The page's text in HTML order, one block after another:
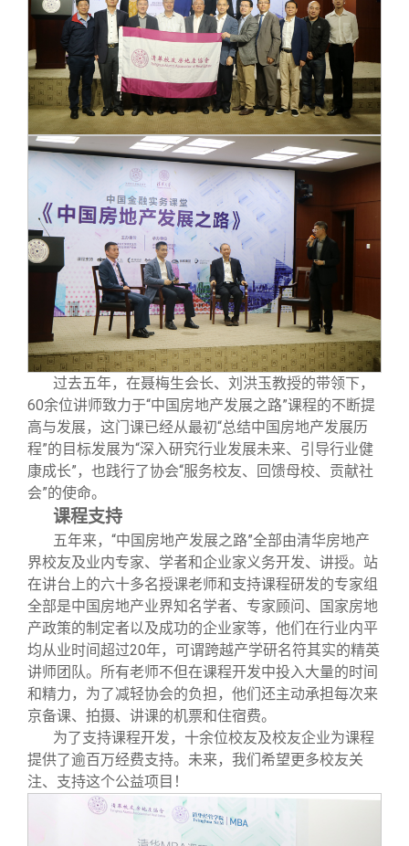
过去五年，在聂梅生会长、刘洪玉教授的带领下，
60余位讲师致力于“中国房地产发展之路”课程的不断提
高与发展，这门课已经从最初“总结中国房地产发展历
程”的目标发展为“深入研究行业发展未来、引导行业健
康成长”，也践行了协会“服务校友、回馈母校、贡献社
会”的使命。
课程支持
五年来，“中国房地产发展之路”全部由清华房地产
界校友及业内专家、学者和企业家义务开发、讲授。站
在讲台上的六十多名授课老师和支持课程研发的专家组
全部是中国房地产业界知名学者、专家顾问、国家房地
产政策的制定者以及成功的企业家等，他们在行业内平
均从业时间超过20年，可谓跨越产学研名符其实的精英
讲师团队。所有老师不但在课程开发中投入大量的时间
和精力，为了减轻协会的负担，他们还主动承担每次来
京备课、拍摄、讲课的机票和住宿费。
为了支持课程开发，十余位校友及校友企业为课程
提供了逾百万经费支持。未来，我们希望更多校友关
注、支持这个公益项目！